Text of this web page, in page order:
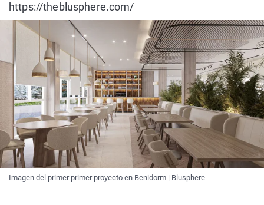
https://theblusphere.com/
Imagen del primer primer proyecto en Benidorm | Blusphere